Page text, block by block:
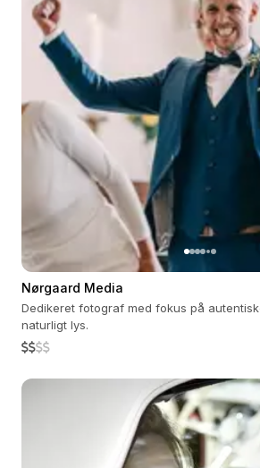
Nørgaard Media
Dedikeret fotograf med fokus på
naturligt lys.